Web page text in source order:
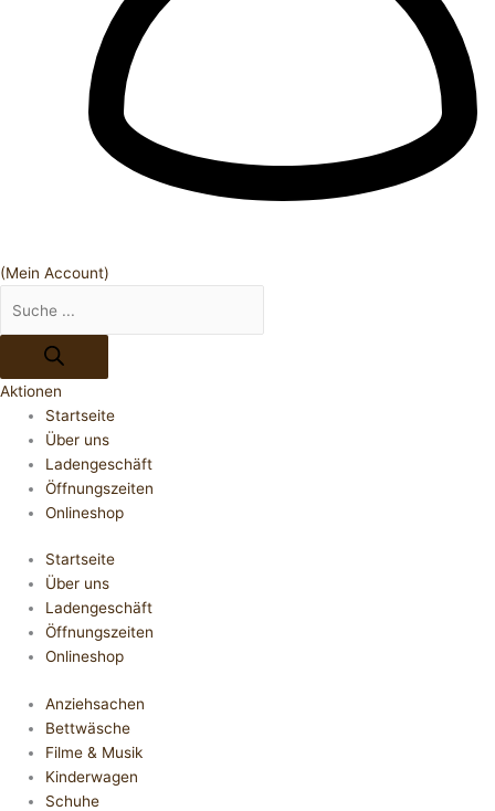
(Mein Account)
Aktionen
Startseite
Über uns
Ladengeschäft
Öffnungszeiten
Onlineshop
Startseite
Über uns
Ladengeschäft
Öffnungszeiten
Onlineshop
Anziehsachen
Bettwäsche
Filme & Musik
Kinderwagen
Schuhe